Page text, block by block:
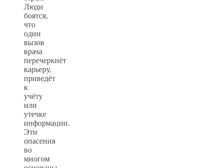
Люди
боятся,
что
один
вызов
врача
перечеркнёт
карьеру,
приведёт
к
учёту
или
утечке
информации.
Эти
опасения
во
многом